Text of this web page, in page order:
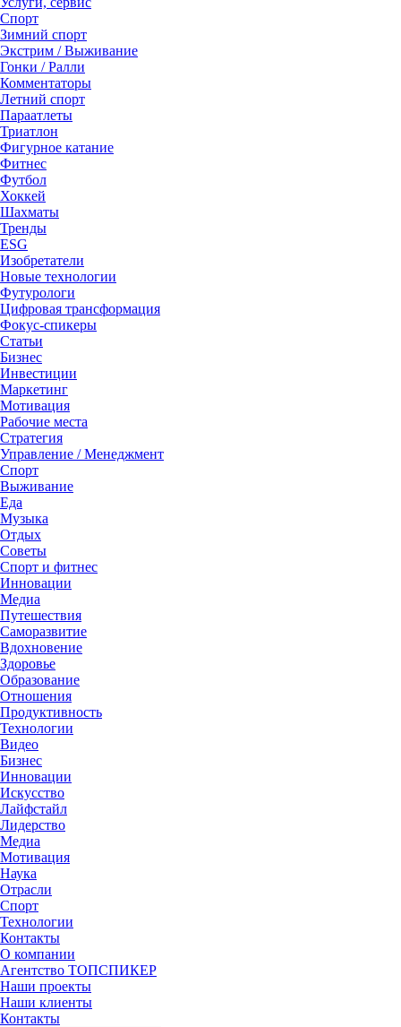
Спорт
Зимний спорт
Экстрим / Выживание
Гонки / Ралли
Комментаторы
Летний спорт
Параатлеты
Триатлон
Фигурное катание
Фитнес
Футбол
Хоккей
Шахматы
Тренды
ESG
Изобретатели
Новые технологии
Футурологи
Цифровая трансформация
Фокус-спикеры
Статьи
Бизнес
Инвестиции
Маркетинг
Мотивация
Рабочие места
Стратегия
Управление / Менеджмент
Спорт
Выживание
Еда
Музыка
Отдых
Советы
Спорт и фитнес
Инновации
Медиа
Путешествия
Саморазвитие
Вдохновение
Здоровье
Образование
Отношения
Продуктивность
Технологии
Видеo
Бизнес
Инновации
Искусство
Лайфстайл
Лидерство
Медиа
Мотивация
Наука
Отрасли
Спорт
Технологии
Контакты
О компании
Агентство ТОПСПИКЕР
Наши проекты
Наши клиенты
Контакты